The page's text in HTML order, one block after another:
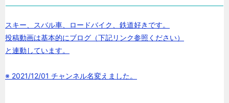
スキー、スバル車、ロードバイク、鉄道好きです。
投稿動画は基本的にブログ（下記リンク参照ください）
と連動しています。
※ 2021/12/01 チャンネル名変えました。